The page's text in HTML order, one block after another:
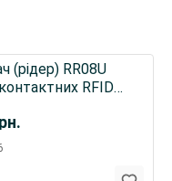
(рідер) RR08U
RFID